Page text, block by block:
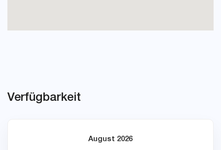
Verfügbarkeit
August 2026